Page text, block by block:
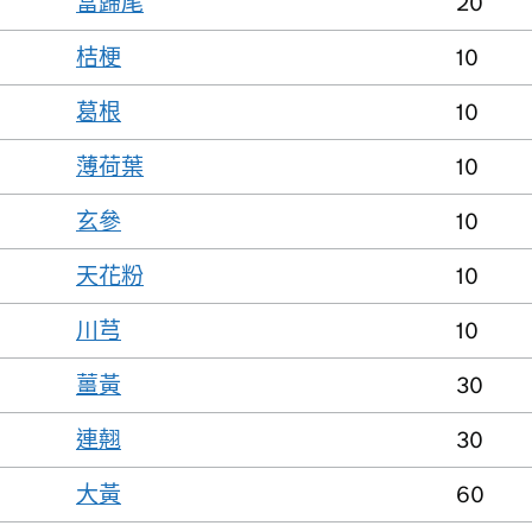
桔梗
10
葛根
10
薄荷葉
10
玄參
10
天花粉
10
川芎
10
薑黃
30
連翹
30
大黃
60